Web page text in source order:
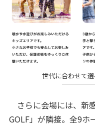
世代に合わせて
さらに会場には、新
GOLF」が隣接。全9ホ